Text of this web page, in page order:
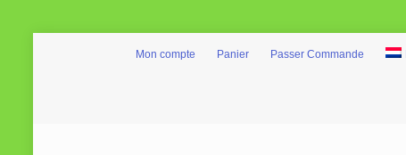
Mon compte Panier Passer Commande